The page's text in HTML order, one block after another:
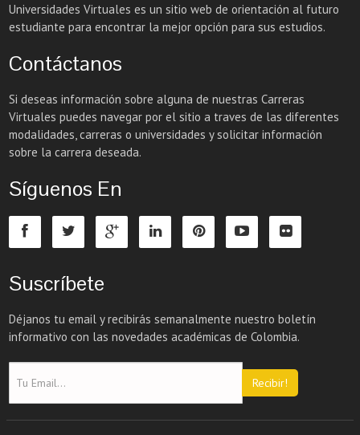
Universidades Virtuales es un sitio web de orientación al futuro
estudiante para encontrar la mejor opción para sus estudios.
Contáctanos
Si deseas información sobre alguna de nuestras Carreras
Virtuales puedes navegar por el sitio a traves de las diferentes
modalidades, carreras o universidades y solicitar información
sobre la carrera deseada.
Síguenos En
Suscríbete
Déjanos tu email y recibirás semanalmente nuestro boletín
informativo con las novedades académicas de Colombia.
Recibir!